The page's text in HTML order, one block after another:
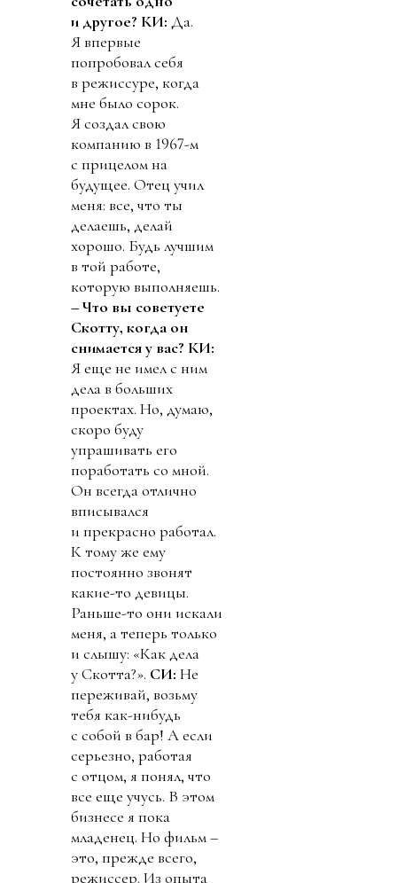
и другое? КИ: Да.
Я впервые
попробовал себя
в режиссуре, когда
мне было сорок.
Я создал свою
компанию в 1967-м
с прицелом на
будущее. Отец учил
меня: все, что ты
делаешь, делай
хорошо. Будь лучшим
в той работе,
которую выполняешь.
– Что вы советуете
Скотту, когда он
снимается у вас? КИ:
Я еще не имел с ним
дела в больших
проектах. Но, думаю,
скоро буду
упрашивать его
поработать со мной.
Он всегда отлично
вписывался
и прекрасно работал.
К тому же ему
постоянно звонят
какие-то девицы.
Раньше-то они искали
меня, а теперь только
и слышу: «Как дела
у Скотта?». СИ: Не
переживай, возьму
тебя как-нибудь
с собой в бар! А если
серьезно, работая
с отцом, я понял, что
все еще учусь. В этом
бизнесе я пока
младенец. Но фильм –
это, прежде всего,
режиссер. Из опыта